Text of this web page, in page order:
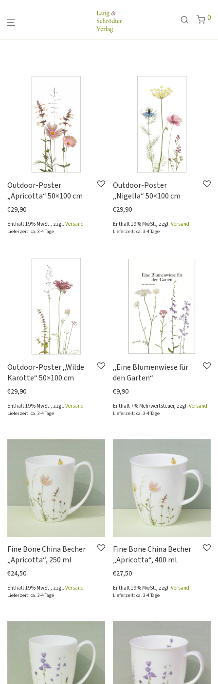
0
ANGEBOTE
Postkarten
Minikarten
Klappkarten
Papeterie
Porzellan
Fine Bone China
Hartporzellan
Sämereien
Pillendöschen
Prints & Poster
Kalender & Bücher
Zum Selbermachen
Advent & Weihnachten
Outdoor-Poster
„Apricotta“ 50×100 cm
€29,90
Enthält 19% MwSt., zzgl. Versand
Lieferzeit: ca. 3-4 Tage
Outdoor-Poster
„Nigella“ 50×100 cm
€29,90
Enthält 19% MwSt., zzgl. Versand
Lieferzeit: ca. 3-4 Tage
Outdoor-Poster „Wilde
Karotte“ 50×100 cm
€29,90
Enthält 19% MwSt., zzgl. Versand
Lieferzeit: ca. 3-4 Tage
„Eine Blumenwiese für
den Garten“
€9,90
Enthält 7% Mehrwertsteuer, zzgl. Versand
Lieferzeit: ca. 3-4 Tage
Fine Bone China Becher
„Apricotta“, 250 ml
€24,50
Enthält 19% MwSt., zzgl. Versand
Lieferzeit: ca. 3-4 Tage
Fine Bone China Becher
„Apricotta“, 400 ml
€27,50
Enthält 19% MwSt., zzgl. Versand
Lieferzeit: ca. 3-4 Tage